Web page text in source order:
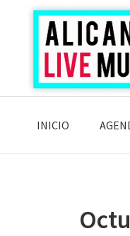
Saltar
navegación
principal
Saltar
contenido
principal
Saltar
lateral
principalINICIO